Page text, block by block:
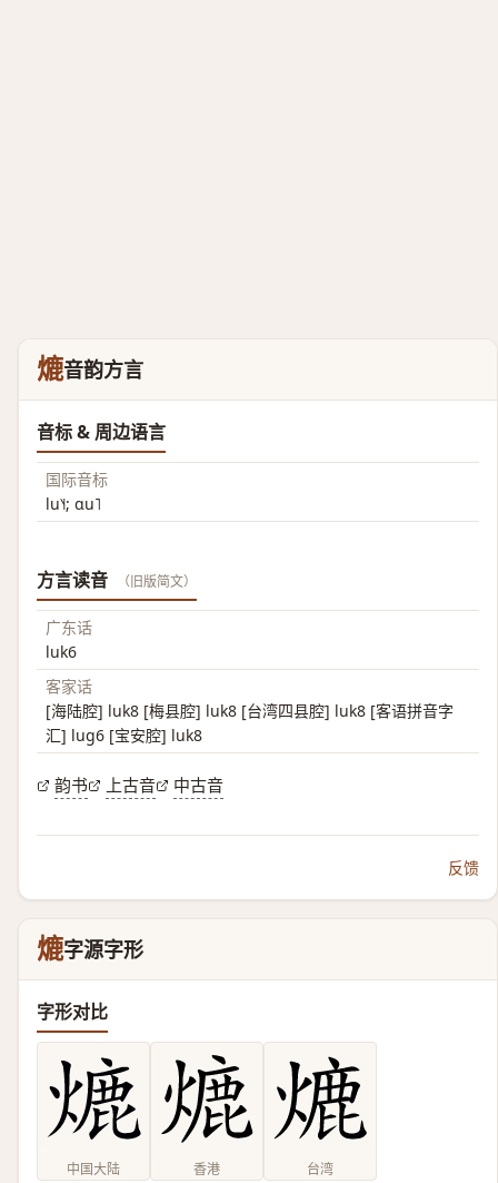
熝音韵方言
音标 & 周边语言
国际音标
lu˥˧; ɑu˥
方言读音 （旧版简文）
广东话
luk6
客家话
[海陆腔] luk8 [梅县腔] luk8 [台湾四县腔] luk8 [客语拼音字
汇] lug6 [宝安腔] luk8
韵书 上古音 中古音
反馈
熝字源字形
字形对比
中国大陆 香港 台湾